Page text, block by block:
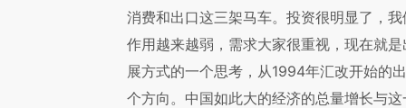
消费和出口这三架马车。投资很明显了，
作用越来越弱，需求大家很重视，现在就
展方式的一个思考，从1994年汇改开始的
个方向。中国如此大的经济的总量增长与